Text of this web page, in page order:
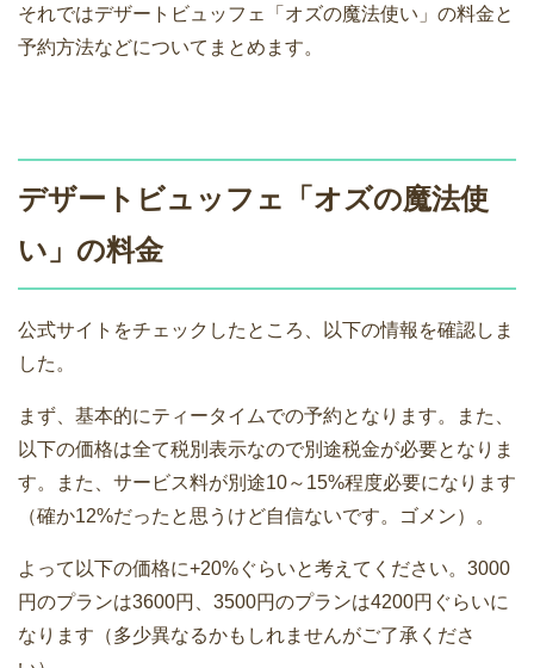
それではデザートビュッフェ「オズの魔法使い」の料金と
予約方法などについてまとめます。
デザートビュッフェ「オズの魔法使
い」の料金
公式サイトをチェックしたところ、以下の情報を確認しま
した。
まず、基本的にティータイムでの予約となります。また、
以下の価格は全て税別表示なので別途税金が必要となりま
す。また、サービス料が別途10～15%程度必要になります
（確か12%だったと思うけど自信ないです。ゴメン）。
よって以下の価格に+20%ぐらいと考えてください。3000
円のプランは3600円、3500円のプランは4200円ぐらいに
なります（多少異なるかもしれませんがご了承くださ